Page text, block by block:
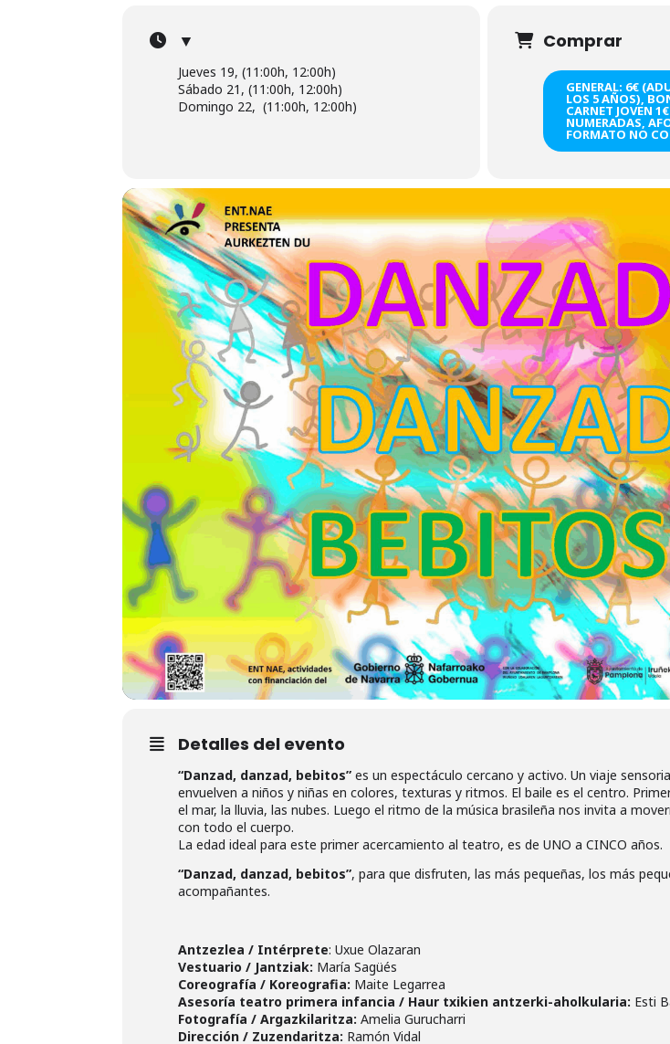
▼
Jueves 19, (11:00h, 12:00h)
Sábado 21, (11:00h, 12:00h)
Domingo 22, (11:00h, 12:00h)
Comprar
GENERAL: 6€
LOS 5 AÑOS),
CARNET JOVEN
NUMERADAS,
FORMATO NO
Detalles del evento
“Danzad, danzad, bebitos” es un espectáculo cercano y activo. Un viaje
envuelven a niños y niñas en colores, texturas y ritmos. El baile es el centro.
el mar, la lluvia, las nubes. Luego el ritmo de la música brasileña nos invita a
con todo el cuerpo.
La edad ideal para este primer acercamiento al teatro, es de UNO a CINCO años.
“Danzad, danzad, bebitos”, para que disfruten, las más pequeñas, los más
acompañantes.
Antzezlea / Intérprete: Uxue Olazaran
Vestuario / Jantziak: María Sagüés
Coreografía / Koreografia: Maite Legarrea
Asesoría teatro primera infancia / Haur txikien antzerki-aholkularia: Esti
Fotografía / Argazkilaritza: Amelia Gurucharri
Dirección / Zuzendaritza: Ramón Vidal